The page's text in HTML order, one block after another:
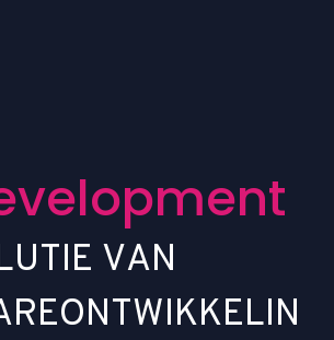
velopment
UTIE VAN
REONTWIKKELIN